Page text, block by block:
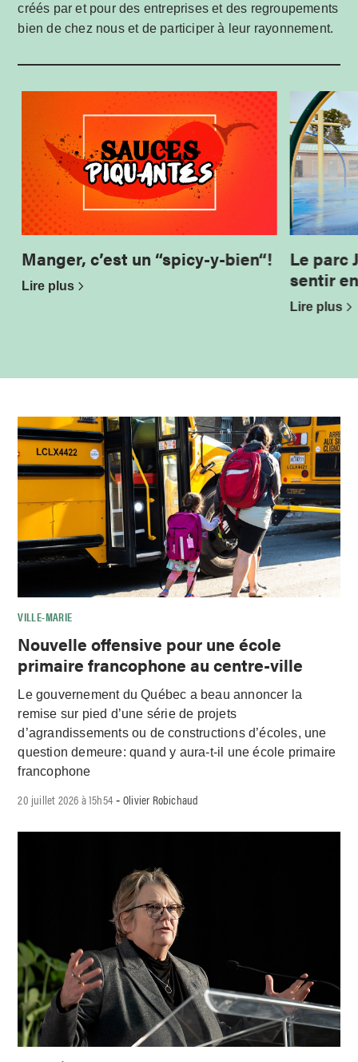
créés par et pour des entreprises et des regroupements
bien de chez nous et de participer à leur rayonnement.
Manger, c’est un “spicy-y-bien“!
Lire plus
Le parc
sentir
Lire plus
VILLE-MARIE
Nouvelle offensive pour une école
primaire francophone au centre-ville
Le gouvernement du Québec a beau annoncer la
remise sur pied d’une série de projets
d’agrandissements ou de constructions d’écoles, une
question demeure: quand y aura-t-il une école primaire
francophone
20 juillet 2026 à 15h54 -Olivier Robichaud